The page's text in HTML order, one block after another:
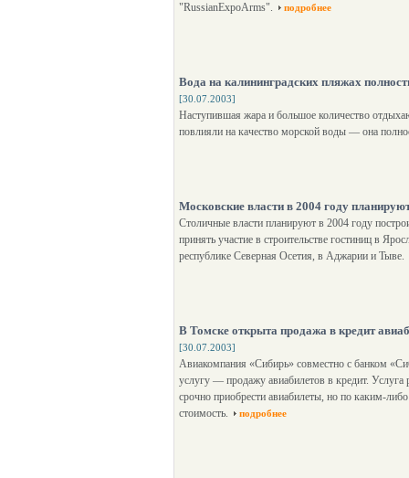
"RussianExpoArms".
подробнее
Вода на калининградских пляжах
[30.07.2003]
Наступившая жара и большое количество
повлияли на качество морской воды — она
Московские власти в 2004 году
Столичные власти планируют в 2004 году
принять участие в строительстве гостиниц в
республике Северная Осетия, в Аджарии и Тыве.
В Томске открыта продажа в кредит
[30.07.2003]
Авиакомпания «Сибирь» совместно с банком
услугу — продажу авиабилетов в кредит. Услуга
срочно приобрести авиабилеты, но по каким-
стоимость.
подробнее